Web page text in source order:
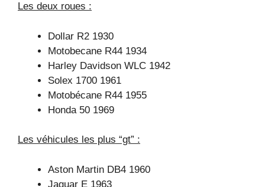
Les deux roues :
Dollar R2 1930
Motobecane R44 1934
Harley Davidson WLC 1942
Solex 1700 1961
Motobécane R44 1955
Honda 50 1969
Les véhicules les plus “gt” :
Aston Martin DB4 1960
Jaguar E 1963